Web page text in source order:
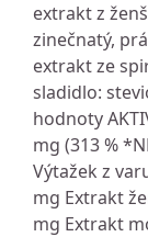
extrakt z
zinečnatý,
extrakt ze
sladidlo:
hodnoty
mg (313 %
Výtažek z
mg Extrakt
mg Extrakt